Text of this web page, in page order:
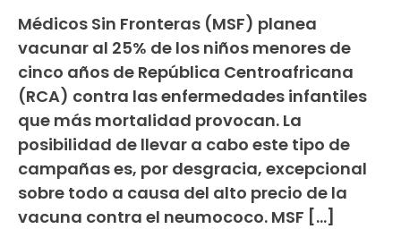
Médicos Sin Fronteras (MSF) planea
vacunar al 25% de los niños menores de
cinco años de República Centroafricana
(RCA) contra las enfermedades infantiles
que más mortalidad provocan. La
posibilidad de llevar a cabo este tipo de
campañas es, por desgracia, excepcional
sobre todo a causa del alto precio de la
vacuna contra el neumococo. MSF […]